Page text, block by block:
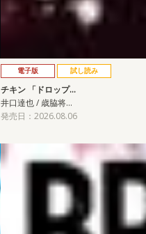
電子版 試し読み
チキン 「ドロップ…
井口達也 / 歳脇将…
発売日：2026.08.06